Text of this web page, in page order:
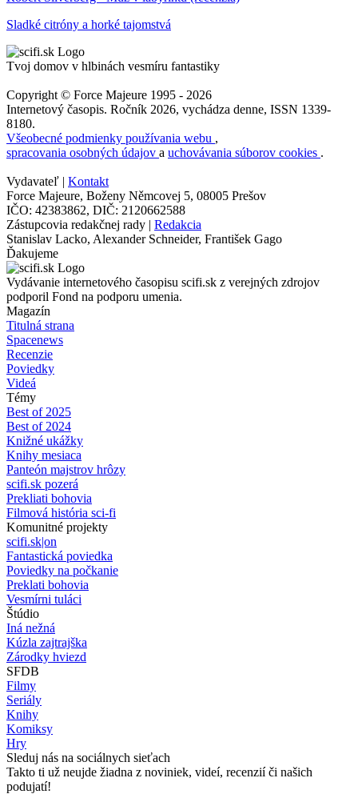
Sladké citróny a horké tajomstvá
Tvoj domov v hlbinách vesmíru fantastiky
Copyright © Force Majeure 1995 - 2026
Internetový časopis. Ročník 2026, vychádza denne, ISSN 1339-
8180.
Všeobecné podmienky používania webu ,
spracovania osobných údajov a uchovávania súborov cookies .
Vydavateľ | Kontakt
Force Majeure, Boženy Němcovej 5, 08005 Prešov
IČO: 42383862, DIČ: 2120662588
Zástupcovia redakčnej rady | Redakcia
Stanislav Lacko, Alexander Schneider, František Gago
Ďakujeme
Vydávanie internetového časopisu scifi.sk z verejných zdrojov
podporil Fond na podporu umenia.
Magazín
Titulná strana
Spacenews
Recenzie
Poviedky
Videá
Témy
Best of 2025
Best of 2024
Knižné ukážky
Knihy mesiaca
Panteón majstrov hrôzy
scifi.sk pozerá
Prekliati bohovia
Filmová história sci-fi
Komunitné projekty
scifi.sk|on
Fantastická poviedka
Poviedky na počkanie
Preklati bohovia
Vesmírni tuláci
Štúdio
Iná nežná
Kúzla zajtrajška
Zárodky hviezd
SFDB
Filmy
Seriály
Knihy
Komiksy
Hry
Sleduj nás na sociálnych sieťach
Takto ti už neujde žiadna z noviniek, videí, recenzií či našich
podujatí!